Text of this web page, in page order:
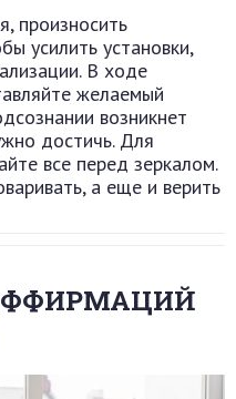
произносить
усилить установки,
В ходе
желаемый
возникнет
достичь. Для
все перед зеркалом.
а еще и верить